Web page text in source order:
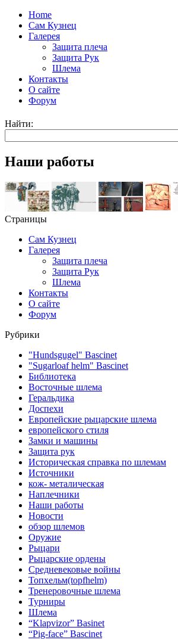
Home
Сам Кузнец
Галерея
Защита плеча
Защита Рук
Шлема
Контакты
О сайте
Форум
Найти:
Наши работы
Страницы
Сам Кузнец
Галерея
Защита плеча
Защита Рук
Шлема
Контакты
О сайте
Форум
Рубрики
"Hundsgugel" Bascinet
"Sugarloaf helm" Bascinet
Библиотека
Восточные шлема
Геральдика
Доспехи
Европейские рыцарские шлема
европейского стиля
Замки и машины
Защита рук
Историческая справка по шлемам
Источники
кож- металическая
Наплечники
Наши работы
Новости
обзор шлемов
Оружие
Рыцари
Рыцарские ордены
Средневековые войны
Топхельм(topfhelm)
Тренеровочные шлема
Турниры
Шлема
“Klapvizor” Basinet
“Pig-face” Bascinet